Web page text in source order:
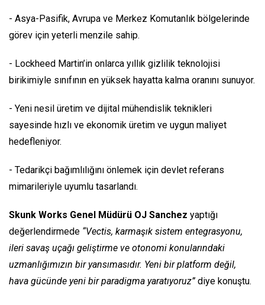
- Asya-Pasifik, Avrupa ve Merkez Komutanlık bölgelerinde
görev için yeterli menzile sahip.
- Lockheed Martin’in onlarca yıllık gizlilik teknolojisi
birikimiyle sınıfının en yüksek hayatta kalma oranını sunuyor.
- Yeni nesil üretim ve dijital mühendislik teknikleri
sayesinde hızlı ve ekonomik üretim ve uygun maliyet
hedefleniyor.
- Tedarikçi bağımlılığını önlemek için devlet referans
mimarileriyle uyumlu tasarlandı.
Skunk Works Genel Müdürü OJ Sanchez yaptığı
değerlendirmede “Vectis, karmaşık sistem entegrasyonu,
ileri savaş uçağı geliştirme ve otonomi konularındaki
uzmanlığımızın bir yansımasıdır. Yeni bir platform değil,
hava gücünde yeni bir paradigma yaratıyoruz”diye konuştu.